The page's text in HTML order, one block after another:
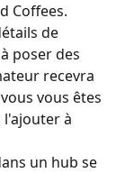
Coffees.
de
poser des
recevra
vous êtes
l'ajouter à
un hub se